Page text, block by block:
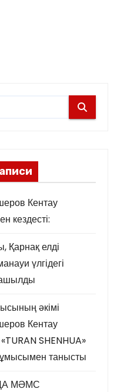
Кентау
кездесті:
Қарнақ елді
үлгідегі
ашылды
әкімі
Кентау
SHENHUA»
танысты
МӘМС